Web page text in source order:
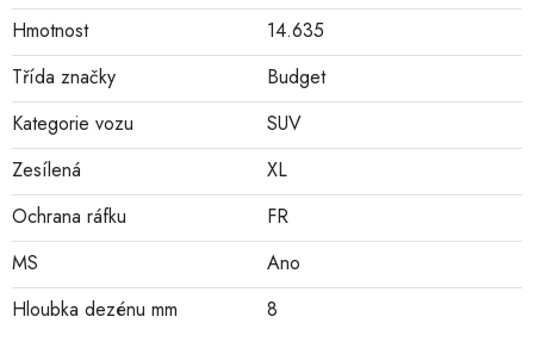
Hmotnost
14.635
Třída značky
Budget
Kategorie vozu
SUV
Zesílená
XL
Ochrana ráfku
FR
MS
Ano
Hloubka dezénu mm
8